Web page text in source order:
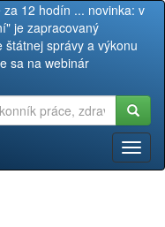
12 hodín ... novinka: v
je zapracovaný
štátnej správy a výkonu
sa na webinár